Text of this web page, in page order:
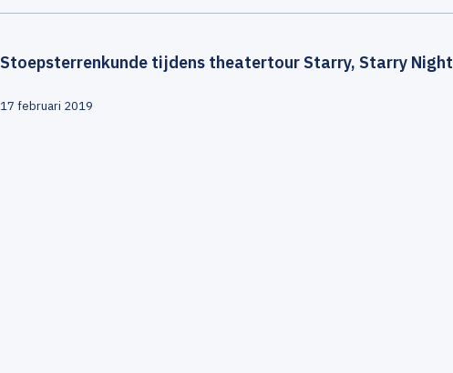
Stoepsterrenkunde tijdens theatertour Starry, Starry Night
17 februari 2019